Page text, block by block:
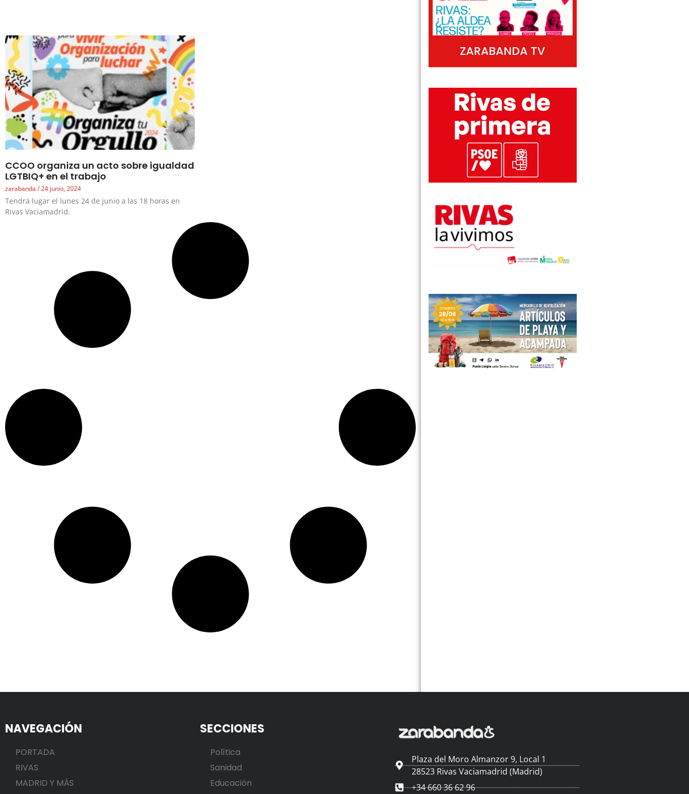
CCOO organiza un acto sobre igualdad
LGTBIQ+ en el trabajo
zarabanda 24 junio, 2024
Tendrá lugar el lunes 24 de junio a las 18 horas en
Rivas Vaciamadrid.
ZARABANDA TV
NAVEGACIÓN
PORTADA
RIVAS
MADRID Y MÁS
SECCIONES
Política
Sanidad
Educación
Plaza del Moro Almanzor 9, Local 1
28523 Rivas Vaciamadrid (Madrid)
+34 660 36 62 96